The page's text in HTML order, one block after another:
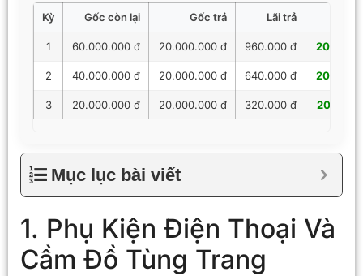
Kỳ Gốc còn lại Gốc trả Lãi trả
1 60.000.000 đ 20.000.000 đ 960.000 đ
2 40.000.000 đ 20.000.000 đ 640.000 đ
3 20.000.000 đ 20.000.000 đ 320.000 đ
Mục lục bài viết
1. Phụ Kiện Điện Thoại Và
Cầm Đồ Tùng Trang